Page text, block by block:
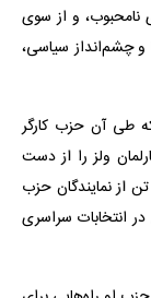
نامحبوب، و از سوی
و چشم‌انداز سیاسی،
طی آن حزب کارگر
پارلمان ولز را از دست
از نمایندگان حزب
در انتخابات سراسری